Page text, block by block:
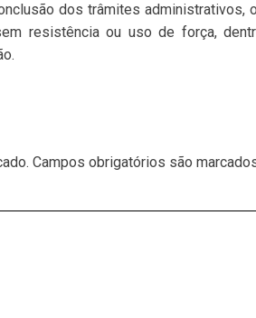
dos trâmites administrativos,
resistência ou uso de força,
Campos obrigatórios são